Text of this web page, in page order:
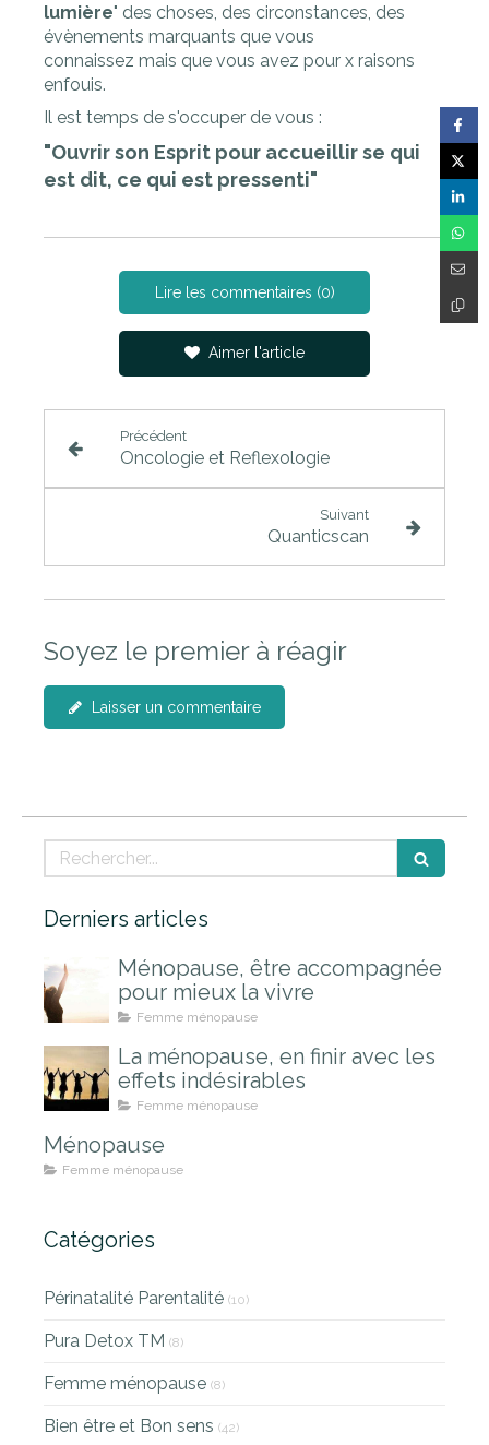
lumière" des choses, des circonstances, des
évènements marquants que vous
connaissez mais que vous avez pour x raisons
enfouis.
Il est temps de s'occuper de vous :
"Ouvrir son Esprit pour accueillir se qui
est dit, ce qui est pressenti"
Lire les commentaires (0)
Aimer l'article
Précédent
Oncologie et Reflexologie
Suivant
Quanticscan
Soyez le premier à réagir
Laisser un commentaire
Rechercher
Derniers articles
Ménopause, être accompagnée
pour mieux la vivre
Femme ménopause
La ménopause, en finir avec les
effets indésirables
Femme ménopause
Ménopause
Femme ménopause
Catégories
Périnatalité Parentalité (10)
Pura Detox TM (8)
Femme ménopause (8)
Bien être et Bon sens (42)